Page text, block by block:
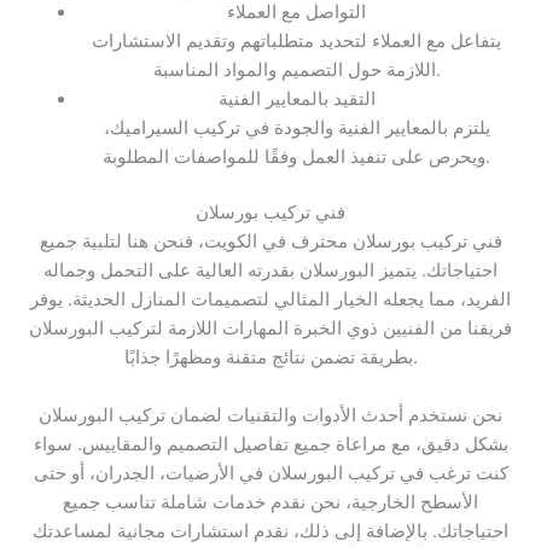
التواصل مع العملاء
يتفاعل مع العملاء لتحديد متطلباتهم وتقديم الاستشارات
اللازمة حول التصميم والمواد المناسبة.
التقيد بالمعايير الفنية
يلتزم بالمعايير الفنية والجودة في تركيب السيراميك،
ويحرص على تنفيذ العمل وفقًا للمواصفات المطلوبة.
فني تركيب بورسلان
فني تركيب بورسلان محترف في الكويت، فنحن هنا لتلبية جميع
احتياجاتك. يتميز البورسلان بقدرته العالية على التحمل وجماله
الفريد، مما يجعله الخيار المثالي لتصميمات المنازل الحديثة. يوفر
فريقنا من الفنيين ذوي الخبرة المهارات اللازمة لتركيب البورسلان
بطريقة تضمن نتائج متقنة ومظهرًا جذابًا.
نحن نستخدم أحدث الأدوات والتقنيات لضمان تركيب البورسلان
بشكل دقيق، مع مراعاة جميع تفاصيل التصميم والمقاييس. سواء
كنت ترغب في تركيب البورسلان في الأرضيات، الجدران، أو حتى
الأسطح الخارجية، نحن نقدم خدمات شاملة تناسب جميع
احتياجاتك. بالإضافة إلى ذلك، نقدم استشارات مجانية لمساعدتك